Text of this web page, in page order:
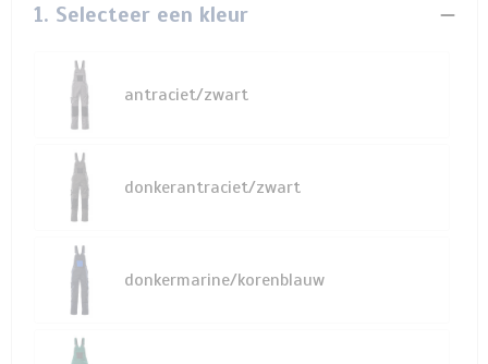
1. Selecteer een kleur
antraciet/zwart
donkerantraciet/zwart
donkermarine/korenblauw